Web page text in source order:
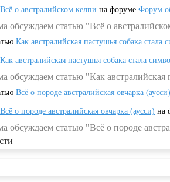
Всё о австралийском келпи на форуме Форум
обсуждаем статью "Всё о
Как австралийская пастушья собака
Как австралийская пастушья собака стала
обсуждаем статью "Как
Всё о породе австралийская овчарка (аусси)
Всё о породе австралийская овчарка (аусси) на
обсуждаем статью "Всё о породе